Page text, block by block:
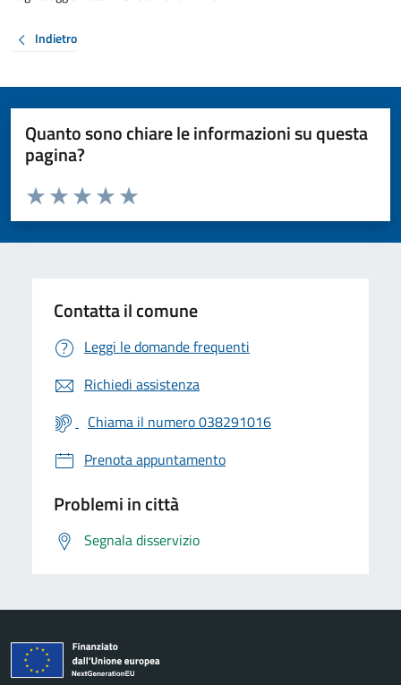
Indietro
Quanto sono chiare le informazioni su questa
pagina?
Valuta da 1 a 5 stelle la pagina
Valuta 5 stelle su 5
Valuta 4 stelle su 5
Valuta 3 stelle su 5
Valuta 2 stelle su 5
Valuta 1 stelle su 5
Contatta il comune
Leggi le domande frequenti
Richiedi assistenza
Chiama il numero 038291016
Prenota appuntamento
Problemi in città
Segnala disservizio